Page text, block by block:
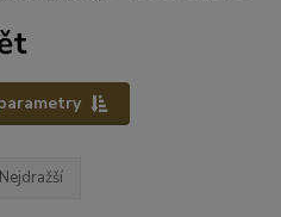
Nejdražší